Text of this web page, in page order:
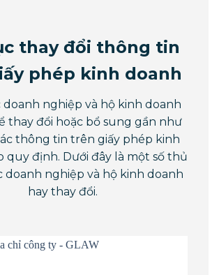
thay đổi thông tin
phép kinh doanh
doanh nghiệp và hộ kinh doanh
thay đổi hoặc bổ sung gần như
thông tin trên giấy phép kinh
quy định. Dưới đây là một số thủ
doanh nghiệp và hộ kinh doanh
hay thay đổi.